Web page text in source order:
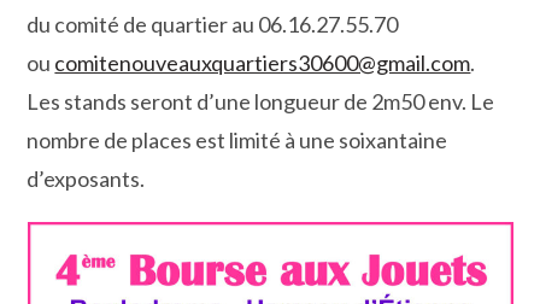
du comité de quartier au 06.16.27.55.70
ou comitenouveauxquartiers30600@gmail.com.
Les stands seront d’une longueur de 2m50 env. Le
nombre de places est limité à une soixantaine
d’exposants.